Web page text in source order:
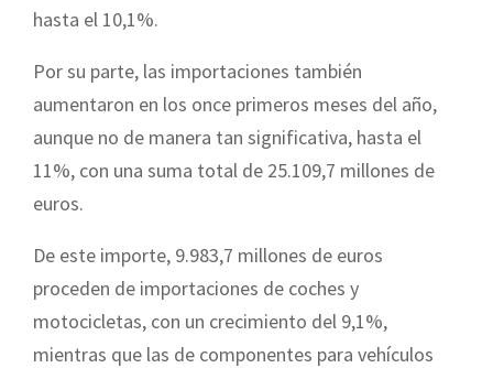
hasta el 10,1%.
Por su parte, las importaciones también
aumentaron en los once primeros meses del año,
aunque no de manera tan significativa, hasta el
11%, con una suma total de 25.109,7 millones de
euros.
De este importe, 9.983,7 millones de euros
proceden de importaciones de coches y
motocicletas, con un crecimiento del 9,1%,
mientras que las de componentes para vehículos